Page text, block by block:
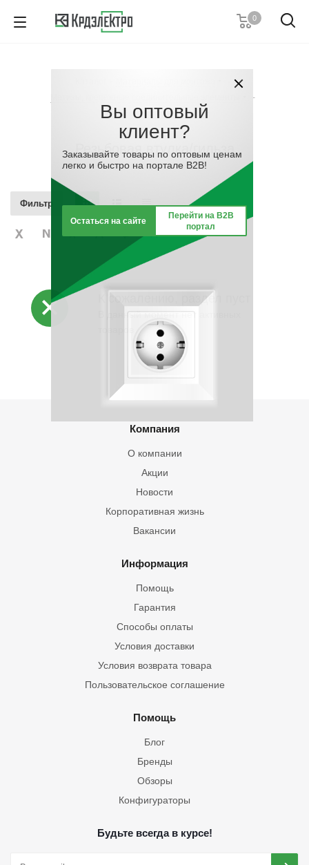
0
-
Резьбовая втулка/гильза
Резьбовая втулка/гильза
Фильтр
К сожалению, раздел пуст
В данный момент нет активных
Компания
О компании
Акции
Новости
Корпоративная жизнь
Вакансии
Информация
Помощь
Гарантия
Способы оплаты
Условия доставки
Условия возврата товара
Пользовательское соглашение
Помощь
Блог
Бренды
Обзоры
Конфигураторы
Будьте всегда в курсе!
Вы оптовый
клиент?
Заказывайте товары по оптовым ценам
легко и быстро на портале B2B!
Остаться на сайте
Перейти на B2B
портал